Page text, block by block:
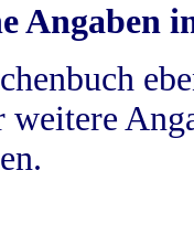
Angaben
weitere